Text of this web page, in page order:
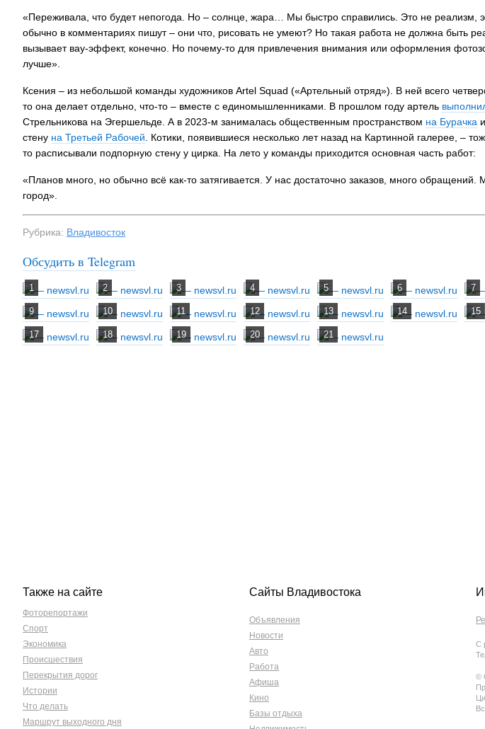
«Переживала, что будет непогода. Но – солнце, жара… Мы быстро справились. Это не реализм,
обычно в комментариях пишут – они что, рисовать не умеют? Но такая работа не должна быть
вызывает вау-эффект, конечно. Но почему-то для привлечения внимания или оформления
лучше».
Ксения – из небольшой команды художников Artel Squad («Артельный отряд»). В ней всего
то она делает отдельно, что-то – вместе с единомышленниками. В прошлом году артель
Стрельникова на Эгершельде. А в 2023-м занималась общественным пространством на Бурачка
стену на Третьей Рабочей . Котики, появившиеся несколько лет назад на Картинной галерее, –
то расписывали подпорную стену у цирка. На лето у команды приходится основная часть работ:
«Планов много, но обычно всё как-то затягивается. У нас достаточно заказов, много обращений.
город».
Рубрика: Владивосток
Обсудить в Telegram
На
Также на сайте
Фоторепортажи
Спорт
Экономика
Происшествия
Перекрытия дорог
Истории
Что делать
Маршрут выходного дня
Сайты Владивостока
Объявления
Новости
Авто
Работа
Афиша
Кино
Базы отдыха
С
©